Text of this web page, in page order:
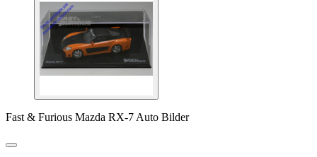
Fast & Furious Mazda RX-7 Auto Bilder